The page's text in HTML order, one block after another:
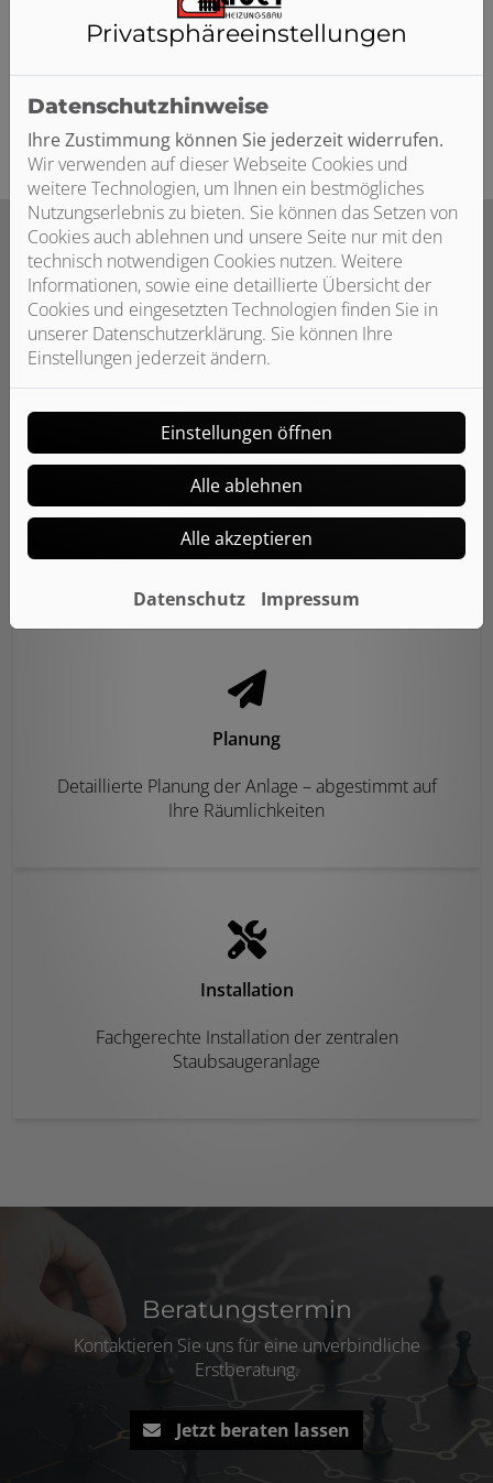
Ob Neubau, Modernisierung oder nachträglicher Einbau
Lösung, damit auch Sie von den Vorteilen eines
Einbaustaugers profitieren können.
Unsere Leistungen rund um
Zentralstaubsauger
Beratung
Umfassende Beratung vor Ort
Planung
Detaillierte Planung der Anlage – abgestimmt auf
Ihre Räumlichkeiten
Installation
Fachgerechte Installation der zentralen
Staubsaugeranlage
Beratungstermin
Kontaktieren Sie uns für eine unverbindliche
Erstberatung.
Jetzt beraten lassen
Privatsphäre­einstellungen
Datenschutzhinweise
Ihre Zustimmung können Sie jederzeit widerrufen.
Wir verwenden auf dieser Webseite Cookies und
weitere Technologien, um Ihnen ein bestmögliches
Nutzungserlebnis zu bieten. Sie können das Setzen von
Cookies auch ablehnen und unsere Seite nur mit den
technisch notwendigen Cookies nutzen. Weitere
Informationen, sowie eine detaillierte Übersicht der
Cookies und eingesetzten Technologien finden Sie in
unserer Datenschutzerklärung. Sie können Ihre
Einstellungen jederzeit ändern.
Einstellungen öffnen
Alle ablehnen
Alle akzeptieren
Datenschutz Impressum